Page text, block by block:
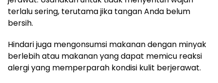
terlalu sering, terutama jika tangan Anda belum
bersih.
Hindari juga mengonsumsi makanan dengan minyak
berlebih atau makanan yang dapat memicu reaksi
alergi yang memperparah kondisi kulit berjerawat.